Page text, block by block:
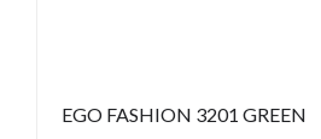
EGO FASHION 3201 GREEN